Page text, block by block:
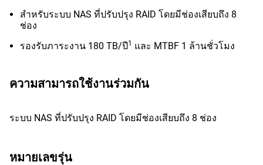
สำหรับระบบ NAS ที่ปรับปรุง RAID โดยมีช่องเสียบถึง 8
ช่อง
รองรับภาระงาน 180 TB/ปี1 และ MTBF 1 ล้านชั่วโมง
ความสามารถใช้งานร่วมกัน
ระบบ NAS ที่ปรับปรุง RAID โดยมีช่องเสียบถึง 8 ช่อง
หมายเลขรุ่น